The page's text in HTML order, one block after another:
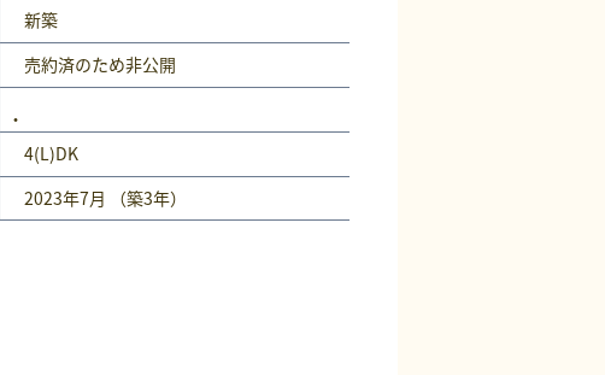
新築
売約済のため非公開
4(L)DK
2023年7月 （築3年）